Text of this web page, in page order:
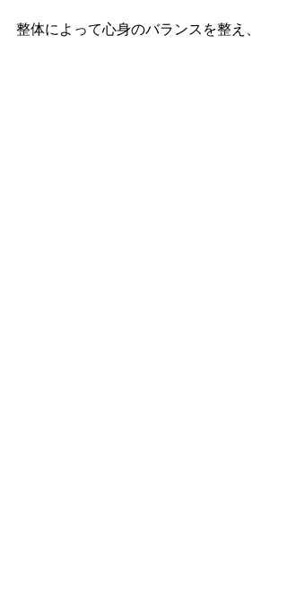
整体によって心身のバランスを整え、